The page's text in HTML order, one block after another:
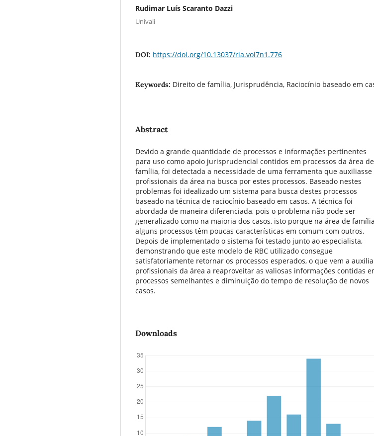
Rudimar Luís Scaranto Dazzi
Univali
DOI: https://doi.org/10.13037/ria.vol7n1.776
Keywords: Direito de família, Jurisprudência, Raciocínio baseado em
Abstract
Devido a grande quantidade de processos e informações pertinentes
para uso como apoio jurisprudencial contidos em processos da área de
família, foi detectada a necessidade de uma ferramenta que auxiliasse
profissionais da área na busca por estes processos. Baseado nestes
problemas foi idealizado um sistema para busca destes processos
baseado na técnica de raciocínio baseado em casos. A técnica foi
abordada de maneira diferenciada, pois o problema não pode ser
generalizado como na maioria dos casos, isto porque na área de família
alguns processos têm poucas características em comum com outros.
Depois de implementado o sistema foi testado junto ao especialista,
demonstrando que este modelo de RBC utilizado consegue
satisfatoriamente retornar os processos esperados, o que vem a
profissionais da área a reaproveitar as valiosas informações contidas
processos semelhantes e diminuição do tempo de resolução de novos
casos.
Downloads